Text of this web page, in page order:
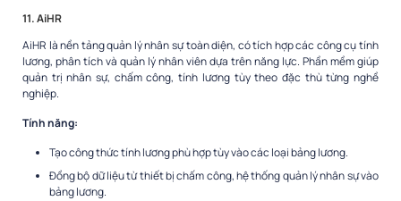
11. AiHR
AiHR là nền tảng quản lý nhân sự toàn diện, có tích hợp các công cụ tính
lương, phân tích và quản lý nhân viên dựa trên năng lực. Phần mềm giúp
quản trị nhân sự, chấm công, tính lương tùy theo đặc thù từng nghề
nghiệp.
Tính năng:
Tạo công thức tính lương phù hợp tùy vào các loại bảng lương.
Đồng bộ dữ liệu từ thiết bị chấm công, hệ thống quản lý nhân sự vào
bảng lương.